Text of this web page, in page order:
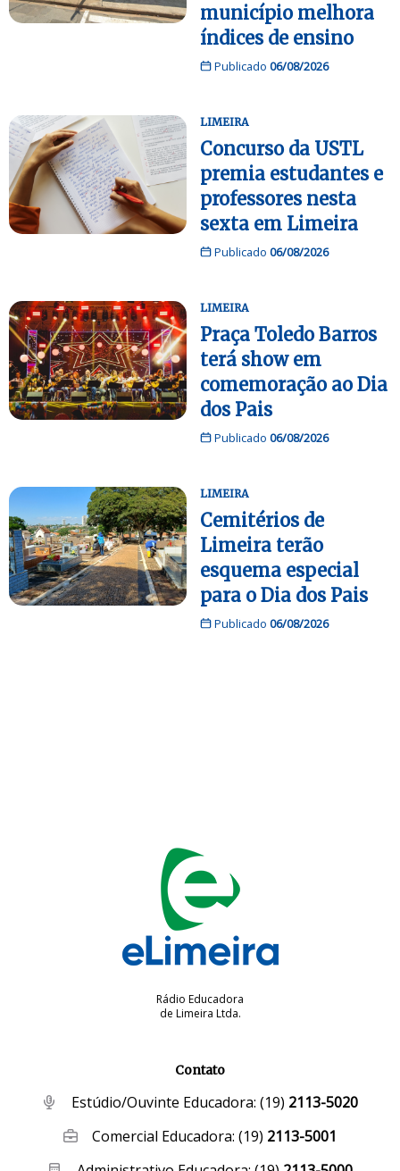
município melhora
índices de ensino
Publicado 06/08/2026
LIMEIRA
Concurso da USTL
premia estudantes e
professores nesta
sexta em Limeira
Publicado 06/08/2026
LIMEIRA
Praça Toledo Barros
terá show em
comemoração ao Dia
dos Pais
Publicado 06/08/2026
LIMEIRA
Cemitérios de
Limeira terão
esquema especial
para o Dia dos Pais
Publicado 06/08/2026
Rádio Educadora
de Limeira Ltda.
Contato
Estúdio/Ouvinte Educadora: (19) 2113-5020
Comercial Educadora:(19) 2113-5001